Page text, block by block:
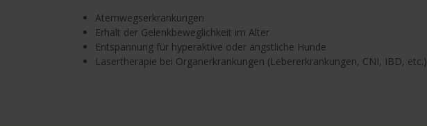
Atemwegserkrankungen
Erhalt der Gelenkbeweglichkeit im Alter
Entspannung für hyperaktive oder ängstliche Hunde
Lasertherapie bei Organerkrankungen (Lebererkrankungen, CNI, IBD, etc.)